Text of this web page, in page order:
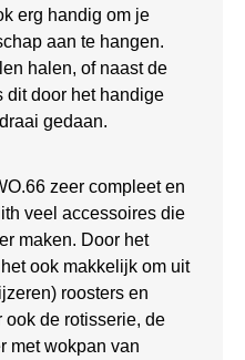
erg handig om je
aan te hangen.
halen, of naast de
dit door het handige
gedaan.
zeer compleet en
veel accessoires die
maken. Door het
ook makkelijk om uit
roosters en
de rotisserie, de
met wokpan van